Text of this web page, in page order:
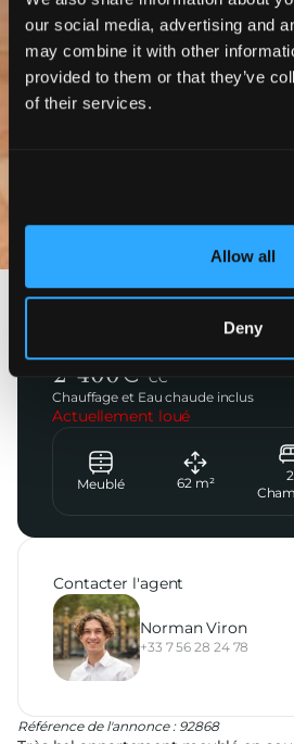
our social media, advertising and
may combine it with other
provided to them or that they’ve
of their services.
Allow all
Deny
Référence de l'annonce : 92868
Parc Privé de Montretout
2 400 €
CC
Chauffage et Eau chaude inclus
Actuellement loué
Meublé 62 m²
2
Contacter l'agent
Norman Viron
+33 7 56 28 24 78